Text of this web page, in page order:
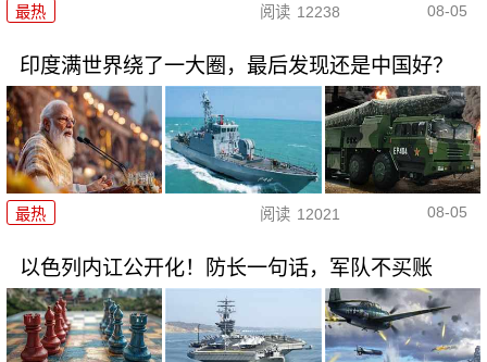
最热 阅读 12238 08-05
印度满世界绕了一大圈，最后发现还是中国好？
最热 阅读 12021 08-05
以色列内讧公开化！防长一句话，军队不买账